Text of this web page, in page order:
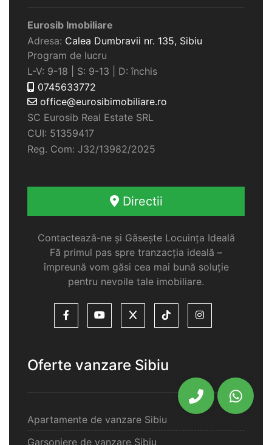
Eurosib Imobiliare
Adresa: Calea Dumbravii nr. 135, Sibiu
Program de lucru
L-V: 9-18 | S: 9-13 | D: închis
0745633772
office@eurosibimobiliare.ro
SC Eurosib Real Estate SRL
CUI: 51359417
Reg. Com: J32/13982/2025
Directii
Contactează-ne și Găsește Locuința Ideală
Fă primul pas spre tranzacția ideală –
împreună vom găsi cea mai bună soluție
pentru nevoile tale imobiliare.
Oferte vanzare Sibiu
Apartamente de vanzare Sibiu
Garsoniere de vanzare Sibiu